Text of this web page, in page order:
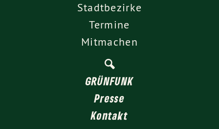
Stadtbezirke
Termine
Mitmachen
GRÜNFUNK
Presse
Kontakt